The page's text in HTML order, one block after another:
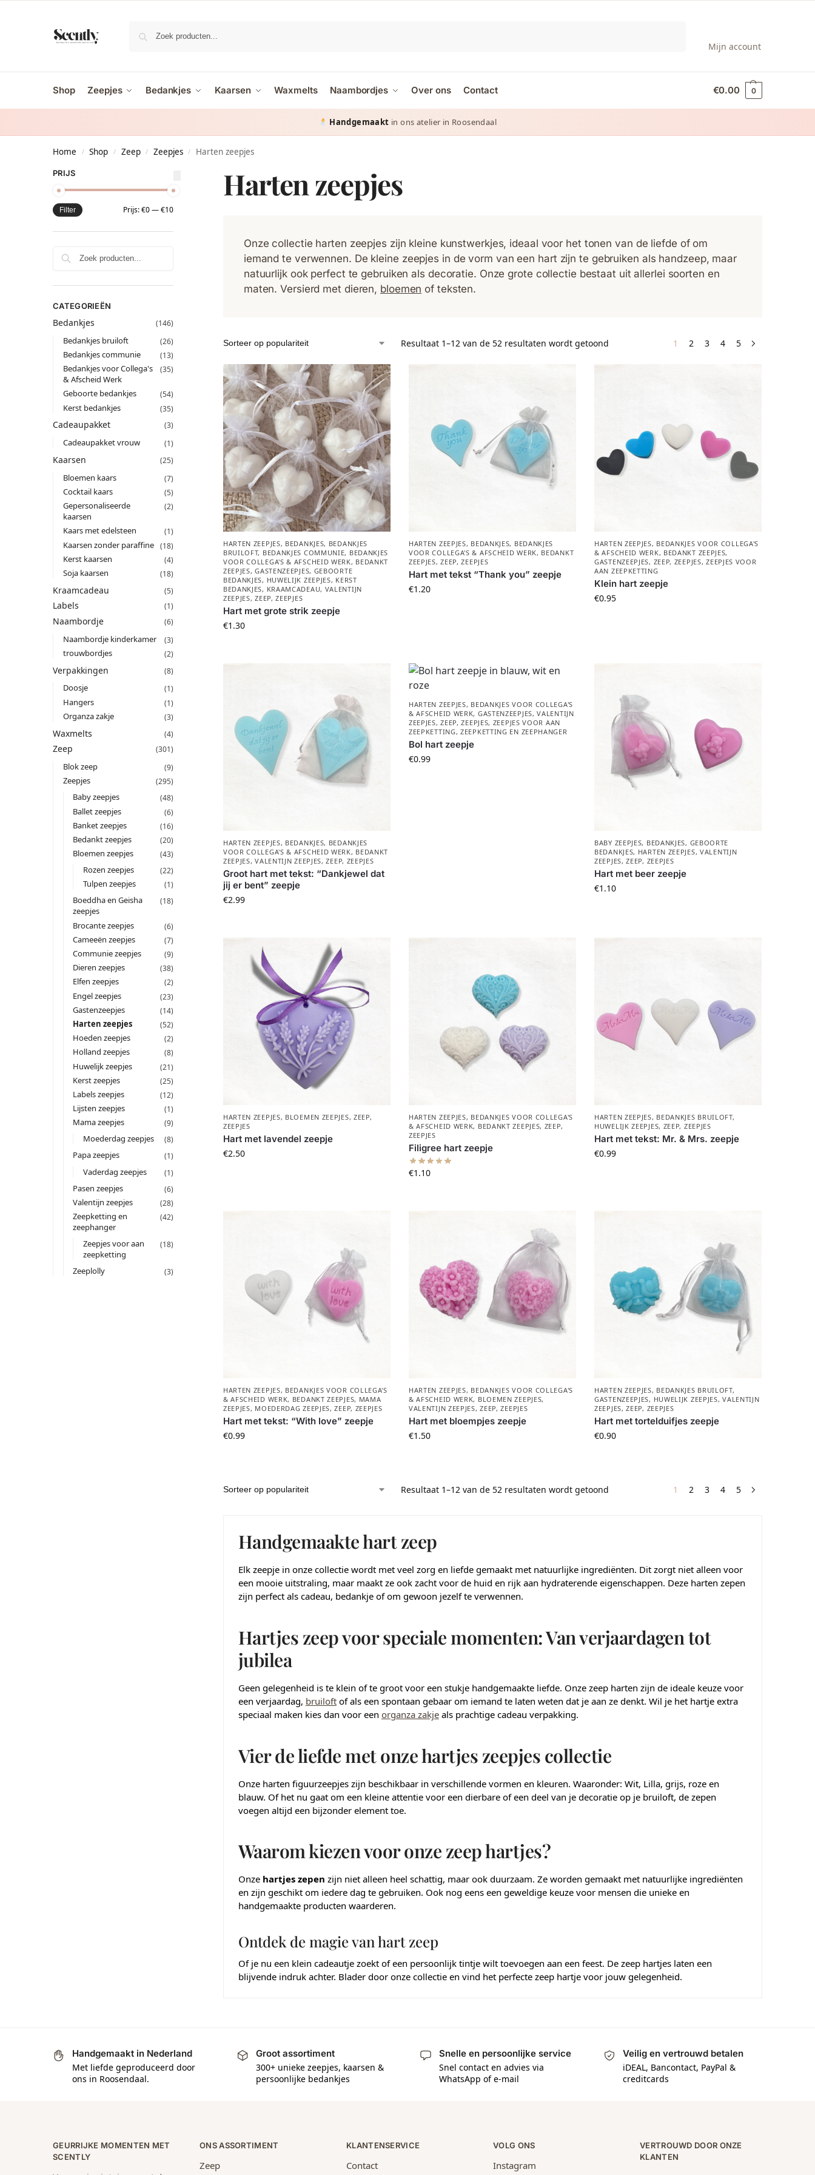
Mijn account
Shop Zeepjes Bedankjes Kaarsen Waxmelts Naambordjes Over ons Contact €0.00 0
Gratis verzendingvanaf € 65 in Nederland & België
Handgemaakt in ons atelier in Roosendaal
Home / Shop / Zeep / Zeepjes / Harten zeepjes
Harten zeepjes
Onze collectie harten zeepjes zijn kleine kunstwerkjes, ideaal voor het tonen van de liefde of om
iemand te verwennen. De kleine zeepjes in de vorm van een hart zijn te gebruiken als handzeep, maar
natuurlijk ook perfect te gebruiken als decoratie. Onze grote collectie bestaat uit allerlei soorten en
maten. Versierd met dieren, bloemen of teksten.
Resultaat 1–12 van de 52 resultaten wordt getoond 1 2 3 4 5
HARTEN ZEEPJES, BEDANKJES, BEDANKJES
BRUILOFT, BEDANKJES COMMUNIE, BEDANKJES
VOOR COLLEGA'S & AFSCHEID WERK, BEDANKT
ZEEPJES,GASTENZEEPJES, GEBOORTE
BEDANKJES, HUWELIJK ZEEPJES, KERST
BEDANKJES, KRAAMCADEAU, VALENTIJN
ZEEPJES,ZEEP,ZEEPJES
Hart met grote strik zeepje
€1.30
HARTEN ZEEPJES, BEDANKJES, BEDANKJES
VOOR COLLEGA'S & AFSCHEID WERK, BEDANKT
ZEEPJES,ZEEP,ZEEPJES
Hart met tekst “Thank you” zeepje
€1.20
HARTEN ZEEPJES, BEDANKJES VOOR COLLEGA'S
& AFSCHEID WERK, BEDANKT ZEEPJES,
GASTENZEEPJES, ZEEP, ZEEPJES,ZEEPJES VOOR
AAN ZEEPKETTING
Klein hart zeepje
€0.95
HARTEN ZEEPJES, BEDANKJES, BEDANKJES
VOOR COLLEGA'S & AFSCHEID WERK, BEDANKT
ZEEPJES,VALENTIJN ZEEPJES,ZEEP, ZEEPJES
Groot hart met tekst: “Dankjewel dat
jij er bent” zeepje
€2.99
HARTEN ZEEPJES, BEDANKJES VOOR COLLEGA'S
& AFSCHEID WERK, GASTENZEEPJES,VALENTIJN
ZEEPJES,ZEEP,ZEEPJES, ZEEPJES VOOR AAN
ZEEPKETTING,ZEEPKETTING EN ZEEPHANGER
Bol hart zeepje
€0.99
BABY ZEEPJES, BEDANKJES, GEBOORTE
BEDANKJES, HARTEN ZEEPJES, VALENTIJN
ZEEPJES,ZEEP, ZEEPJES
Hart met beer zeepje
€1.10
HARTEN ZEEPJES, BLOEMEN ZEEPJES, ZEEP,
ZEEPJES
Hart met lavendel zeepje
€2.50
HARTEN ZEEPJES, BEDANKJES VOOR COLLEGA'S
& AFSCHEID WERK, BEDANKT ZEEPJES, ZEEP,
ZEEPJES
Filigree hart zeepje
€1.10
HARTEN ZEEPJES, BEDANKJES BRUILOFT,
HUWELIJK ZEEPJES, ZEEP, ZEEPJES
Hart met tekst: Mr. & Mrs. zeepje
€0.99
HARTEN ZEEPJES, BEDANKJES VOOR COLLEGA'S
& AFSCHEID WERK, BEDANKT ZEEPJES, MAMA
ZEEPJES, MOEDERDAG ZEEPJES,ZEEP, ZEEPJES
Hart met tekst: “With love” zeepje
€0.99
HARTEN ZEEPJES, BEDANKJES VOOR COLLEGA'S
& AFSCHEID WERK, BLOEMEN ZEEPJES,
VALENTIJN ZEEPJES,ZEEP,ZEEPJES
Hart met bloempjes zeepje
€1.50
HARTEN ZEEPJES, BEDANKJES BRUILOFT,
GASTENZEEPJES, HUWELIJK ZEEPJES,VALENTIJN
ZEEPJES,ZEEP, ZEEPJES
Hart met tortelduifjes zeepje
€0.90
Resultaat 1–12 van de 52 resultaten wordt getoond 1 2 3 4 5
Handgemaakte hart zeep
Elk zeepje in onze collectie wordt met veel zorg en liefde gemaakt met natuurlijke ingrediënten. Dit zorgt niet alleen voor
een mooie uitstraling, maar maakt ze ook zacht voor de huid en rijk aan hydraterende eigenschappen. Deze harten zepen
zijn perfect als cadeau, bedankje of om gewoon jezelf te verwennen.
Hartjes zeep voor speciale momenten: Van verjaardagen tot
jubilea
Geen gelegenheid is te klein of te groot voor een stukje handgemaakte liefde. Onze zeep harten zijn de ideale keuze voor
een verjaardag, bruiloftof als een spontaan gebaar om iemand te laten weten dat je aan ze denkt. Wil je het hartje extra
speciaal maken kies dan voor een organza zakjeals prachtige cadeau verpakking.
Vier de liefde met onze hartjes zeepjes collectie
Onze harten figuurzeepjes zijn beschikbaar in verschillende vormen en kleuren. Waaronder: Wit, Lilla, grijs, roze en
blauw. Of het nu gaat om een kleine attentie voor een dierbare of een deel van je decoratie op je bruiloft, de zepen
voegen altijd een bijzonder element toe.
Waarom kiezen voor onze zeep hartjes?
Onze hartjes zepen zijn niet alleen heel schattig, maar ook duurzaam. Ze worden gemaakt met natuurlijke ingrediënten
en zijn geschikt om iedere dag te gebruiken. Ook nog eens een geweldige keuze voor mensen die unieke en
handgemaakte producten waarderen.
Ontdek de magie van hart zeep
Of je nu een klein cadeautje zoekt of een persoonlijk tintje wilt toevoegen aan een feest. De zeep hartjes laten een
blijvende indruk achter. Blader door onze collectie en vind het perfecte zeep hartje voor jouw gelegenheid.
PRIJS
Filter Prijs:€0—€10
CATEGORIEËN
Bedankjes (146)
Bedankjes bruiloft (26)
Bedankjes communie (13)
Bedankjes voor Collega's
& Afscheid Werk
(35)
Geboorte bedankjes (54)
Kerst bedankjes (35)
Cadeaupakket (3)
Cadeaupakket vrouw (1)
Kaarsen (25)
Bloemen kaars (7)
Cocktail kaars (5)
Gepersonaliseerde
kaarsen
(2)
Kaars met edelsteen (1)
Kaarsen zonder paraffine (18)
Kerst kaarsen (4)
Soja kaarsen (18)
Kraamcadeau (5)
Labels (1)
Naambordje (6)
Naambordje kinderkamer (3)
trouwbordjes (2)
Verpakkingen (8)
Doosje (1)
Hangers (1)
Organza zakje (3)
Waxmelts (4)
Zeep (301)
Blok zeep (9)
Zeepjes (295)
Baby zeepjes (48)
Ballet zeepjes (6)
Banket zeepjes (16)
Bedankt zeepjes (20)
Bloemen zeepjes (43)
Rozen zeepjes (22)
Tulpen zeepjes (1)
Boeddha en Geisha
zeepjes
(18)
Brocante zeepjes (6)
Cameeën zeepjes (7)
Communie zeepjes (9)
Dieren zeepjes (38)
Elfen zeepjes (2)
Engel zeepjes (23)
Gastenzeepjes (14)
Harten zeepjes (52)
Hoeden zeepjes (2)
Holland zeepjes (8)
Huwelijk zeepjes (21)
Kerst zeepjes (25)
Labels zeepjes (12)
Lijsten zeepjes (1)
Mama zeepjes (9)
Moederdag zeepjes (8)
Papa zeepjes (1)
Vaderdag zeepjes (1)
Pasen zeepjes (6)
Valentijn zeepjes (28)
Zeepketting en
zeephanger
(42)
Zeepjes voor aan
zeepketting
(18)
Zeeplolly (3)
Handgemaakt in Nederland
Met liefde geproduceerd door
ons in Roosendaal.
Groot assortiment
300+ unieke zeepjes, kaarsen &
persoonlijke bedankjes
Snelle en persoonlijke service
Snel contact en advies via
WhatsApp of e-mail
Veilig en vertrouwd betalen
iDEAL, Bancontact, PayPal &
creditcards
GEURRIJKE MOMENTEN MET
SCENTLY
ONS ASSORTIMENT
Zeep
KLANTENSERVICE
Contact
VOLG ONS
Instagram
VERTROUWD DOOR ONZE
KLANTEN